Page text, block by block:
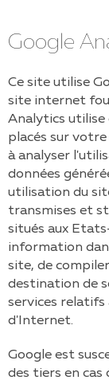
Google
Ce site utilise
site internet
Analytics utilise
placés sur
à analyser
données
utilisation du
transmises et
situés aux
information
site, de
destination de
services
d'Internet.
Google est
des tiers en cas